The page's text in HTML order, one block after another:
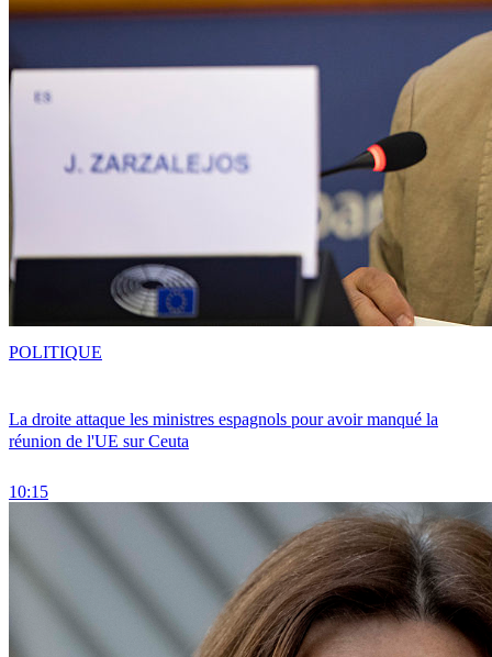
La droite attaque les ministres espagnols pour avoir manqué la
réunion de l'UE sur Ceuta
10:15
POLITIQUE